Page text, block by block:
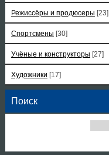
Режиссёры и продюсеры [23]
Спортсмены [30]
Учёные и конструкторы [27]
Художники [17]
Поиск